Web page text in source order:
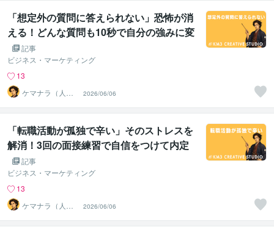
「想定外の質問に答えられない」恐怖が消
える！どんな質問も10秒で自分の強みに変
換する技術
記事
ビジネス・マーケティング
13
ケマナラ（人
事・採用コンサ
ルタント）
2026/06/06
「転職活動が孤独で辛い」そのストレスを
解消！3回の面接練習で自信をつけて内定
を勝ち取る方法
記事
ビジネス・マーケティング
13
ケマナラ（人
事・採用コンサ
ルタント）
2026/06/06